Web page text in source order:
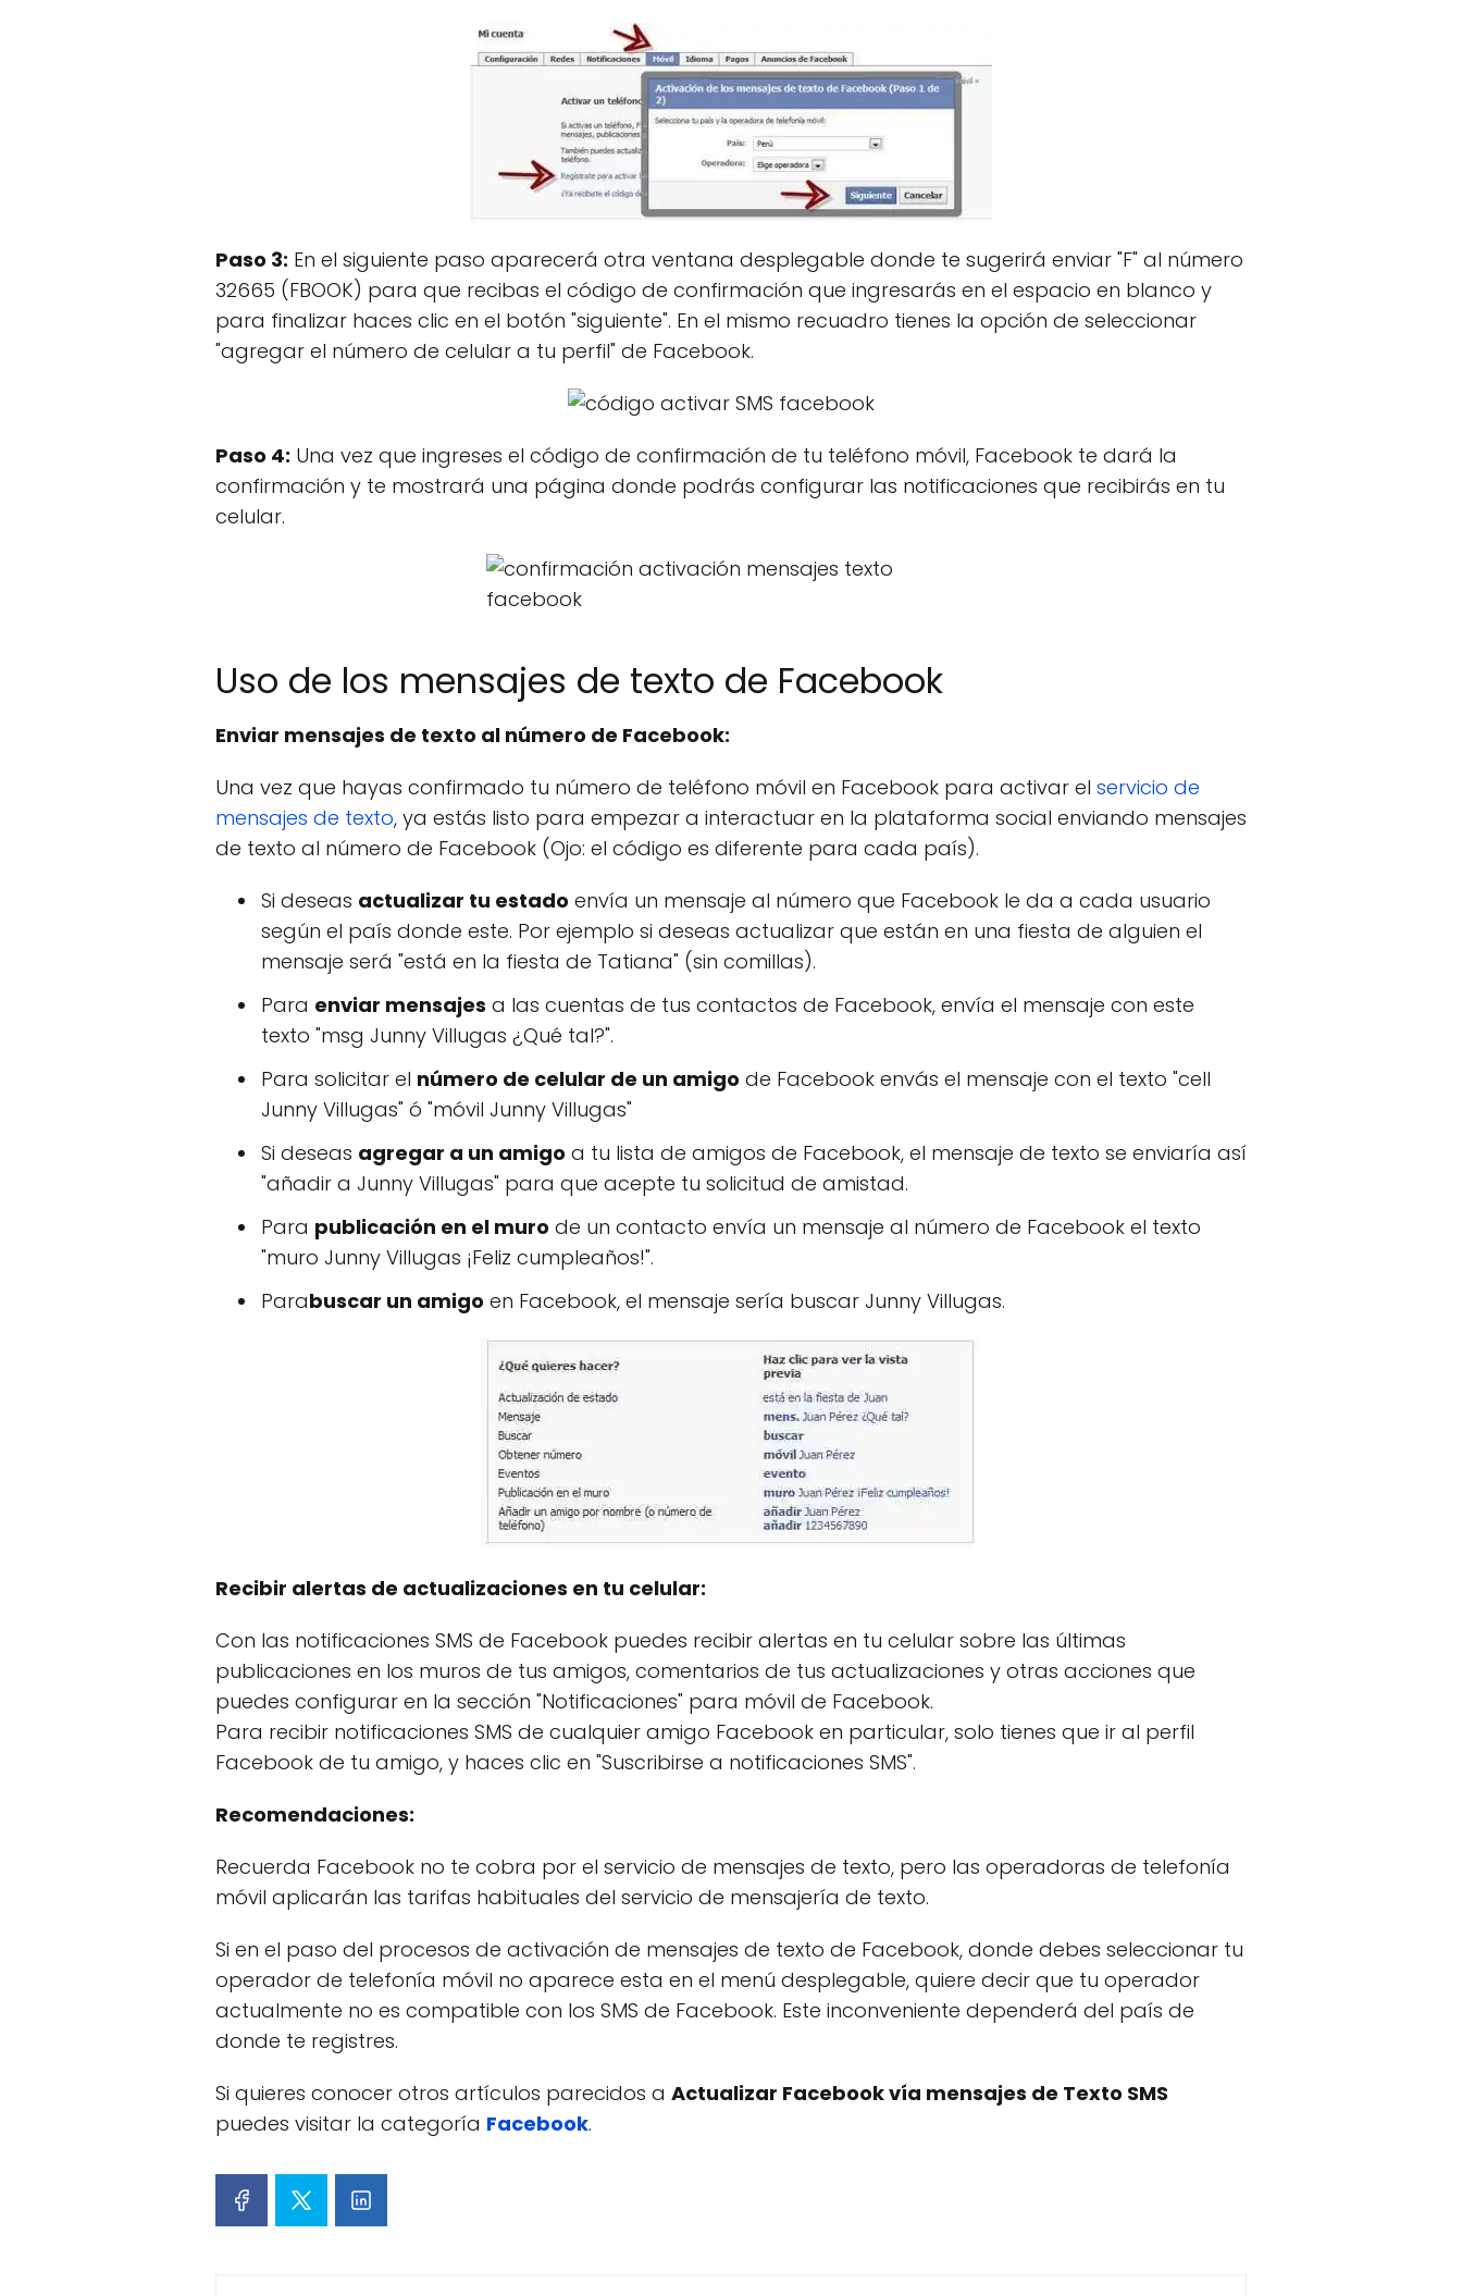
Paso 3: En el siguiente paso aparecerá otra ventana desplegable donde te sugerirá enviar "F" al número
32665 (FBOOK) para que recibas el código de confirmación que ingresarás en el espacio en blanco y
para finalizar haces clic en el botón "siguiente". En el mismo recuadro tienes la opción de seleccionar
"agregar el número de celular a tu perfil" de Facebook.
Paso 4: Una vez que ingreses el código de confirmación de tu teléfono móvil, Facebook te dará la
confirmación y te mostrará una página donde podrás configurar las notificaciones que recibirás en tu
celular.
Uso de los mensajes de texto de Facebook
Enviar mensajes de texto al número de Facebook:
Una vez que hayas confirmado tu número de teléfono móvil en Facebook para activar el servicio de
mensajes de texto, ya estás listo para empezar a interactuar en la plataforma social enviando mensajes
de texto al número de Facebook (Ojo: el código es diferente para cada país).
Si deseas actualizar tu estado envía un mensaje al número que Facebook le da a cada usuario
según el país donde este. Por ejemplo si deseas actualizar que están en una fiesta de alguien el
mensaje será "está en la fiesta de Tatiana" (sin comillas).
Para enviar mensajes a las cuentas de tus contactos de Facebook, envía el mensaje con este
texto "msg Junny Villugas ¿Qué tal?".
Para solicitar el número de celular de un amigo de Facebook envás el mensaje con el texto "cell
Junny Villugas" ó "móvil Junny Villugas"
Si deseas agregar a un amigo a tu lista de amigos de Facebook, el mensaje de texto se enviaría así
"añadir a Junny Villugas" para que acepte tu solicitud de amistad.
Para publicación en el muro de un contacto envía un mensaje al número de Facebook el texto
"muro Junny Villugas ¡Feliz cumpleaños!".
Parabuscar un amigo en Facebook, el mensaje sería buscar Junny Villugas.
Recibir alertas de actualizaciones en tu celular:
Con las notificaciones SMS de Facebook puedes recibir alertas en tu celular sobre las últimas
publicaciones en los muros de tus amigos, comentarios de tus actualizaciones y otras acciones que
puedes configurar en la sección "Notificaciones" para móvil de Facebook.
Para recibir notificaciones SMS de cualquier amigo Facebook en particular, solo tienes que ir al perfil
Facebook de tu amigo, y haces clic en "Suscribirse a notificaciones SMS".
Recomendaciones:
Recuerda Facebook no te cobra por el servicio de mensajes de texto, pero las operadoras de telefonía
móvil aplicarán las tarifas habituales del servicio de mensajería de texto.
Si en el paso del procesos de activación de mensajes de texto de Facebook, donde debes seleccionar tu
operador de telefonía móvil no aparece esta en el menú desplegable, quiere decir que tu operador
actualmente no es compatible con los SMS de Facebook. Este inconveniente dependerá del país de
donde te registres.
Si quieres conocer otros artículos parecidos a Actualizar Facebook vía mensajes de Texto SMS
puedes visitar la categoría Facebook.